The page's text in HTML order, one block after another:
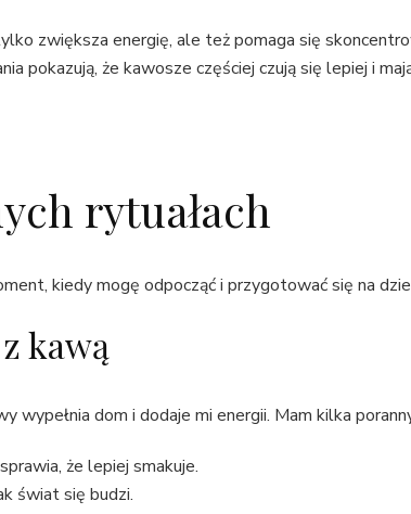
zwiększa energię, ale też pomaga się
pokazują, że kawosze częściej czują się lepiej i
rytuałach
kiedy mogę odpocząć i przygotować się na
kawą
wypełnia dom i dodaje mi energii. Mam kilka
że lepiej smakuje.
świat się budzi.